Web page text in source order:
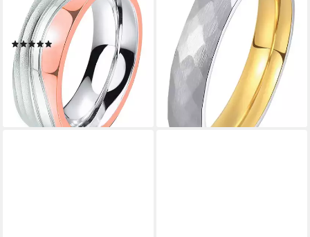
Partnerring LIEBE, wahlweise
mit oder ohne Zirkonia
(5)
ab 20,45 € UVP 49,90 €
-59%
lieferbar - in 1-2 Werktagen bei dir
Partnerring LIEBE, wahlweise
mit oder ohne Zirkonia
ab 17,85 €
UVP 39,90 €
-55%
lieferbar - in 1-2 Werktagen bei dir